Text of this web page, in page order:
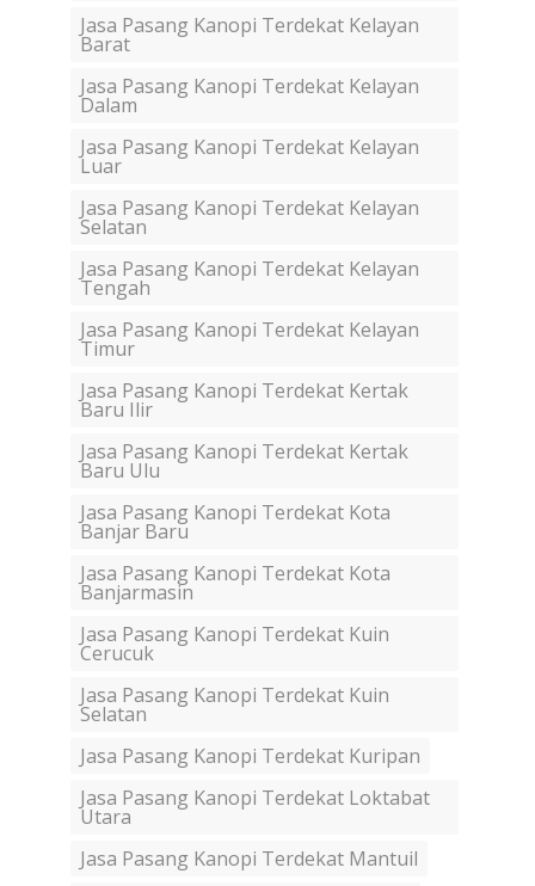
Jasa Pasang Kanopi Terdekat Kelayan
Barat
Jasa Pasang Kanopi Terdekat Kelayan
Dalam
Jasa Pasang Kanopi Terdekat Kelayan
Luar
Jasa Pasang Kanopi Terdekat Kelayan
Selatan
Jasa Pasang Kanopi Terdekat Kelayan
Tengah
Jasa Pasang Kanopi Terdekat Kelayan
Timur
Jasa Pasang Kanopi Terdekat Kertak
Baru Ilir
Jasa Pasang Kanopi Terdekat Kertak
Baru Ulu
Jasa Pasang Kanopi Terdekat Kota
Banjar Baru
Jasa Pasang Kanopi Terdekat Kota
Banjarmasin
Jasa Pasang Kanopi Terdekat Kuin
Cerucuk
Jasa Pasang Kanopi Terdekat Kuin
Selatan
Jasa Pasang Kanopi Terdekat Kuripan
Jasa Pasang Kanopi Terdekat Loktabat
Utara
Jasa Pasang Kanopi Terdekat Mantuil